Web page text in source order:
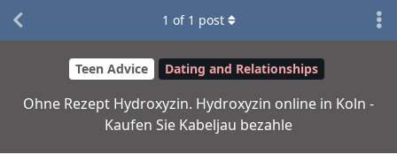
Teen Advice Dating and Relationships
Ohne Rezept Hydroxyzin. Hydroxyzin online in Koln -
Kaufen Sie Kabeljau bezahle
1 of 1 post